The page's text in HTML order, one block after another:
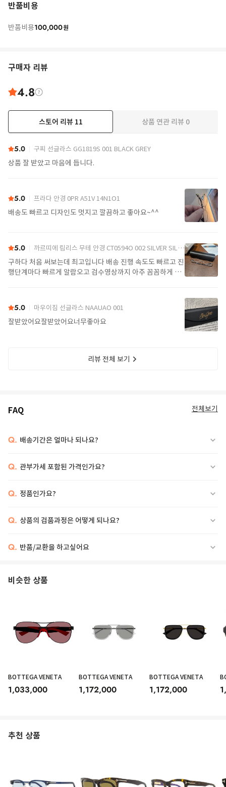
반품비용
반품비용100,000원
구매자 리뷰
4.8
스토어 리뷰 11 상품 연관 리뷰 0
5.0 구찌 선글라스 GG1819S 001 BLACK GREY
상품 잘 받았고 마음에 듭니다.
5.0 프라다 안경 0PR A51V 14N1O1
배송도 빠르고 디자인도 멋지고 깔끔하고 좋아요~^^
5.0 까르띠에 림리스 무테 안경 CT0594O 002 SILVER SILVER TRANSPARENT
구하다 처음 써보는데 최고입니다 배송 진행 속도도 빠르고 진
행단계마다 빠르게 알람오고 검수영상까지 아주 꼼꼼하게 찍
5.0 마우이짐 선글라스 NAAUAO 001
잘받았어요잘받았어요너무좋아요
리뷰 전체 보기
FAQ 전체보기
Q. 배송기간은 얼마나 되나요?
Q. 관부가세 포함된 가격인가요?
Q. 정품인가요?
Q. 상품의 검품과정은 어떻게 되나요?
Q. 반품/교환을 하고싶어요
비슷한 상품
BOTTEGA VENETA
1,033,000
BOTTEGA VENETA
1,172,000
BOTTEGA VENETA
1,172,000
추천 상품